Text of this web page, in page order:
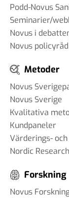
Podd-Novus
Seminarier/
Novus i
Novus
Metoder
Novus
Novus Sverige
Kvalitativa
Kundpaneler
Värderings-
Nordic
Forskning
Novus